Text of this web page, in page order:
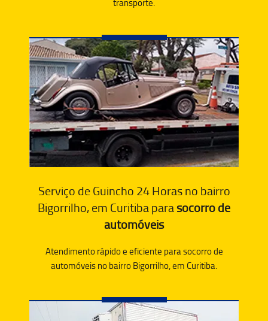
transporte.
Serviço de Guincho 24 Horas no bairro
Bigorrilho, em Curitiba parasocorro de
automóveis
Atendimento rápido e eficiente para socorro de
automóveis no bairro Bigorrilho, em Curitiba.